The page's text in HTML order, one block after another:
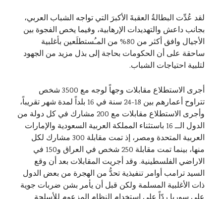
لقد عُدِّت البطالةُ العقبةَ الأكبرَ التي تواجه الشباب العربي،
بجانب داعش والتهديدات الإرهابية، وفيما يخص الفجوة بين
الأجيال وافق أكثر من 80% من المـُستطلَعين بأغلبية
ساحقة على أن الحكومات بحاجة إلى بذل مزيد من الجهود
لتلبية احتياجات الشباب.
أجرى الاستطلاع مقابلات وجهاً لوجه مع 3500 شخص
تتراوح أعمارهم بين 18-24 سنة في 16 بلداً لمدة شهر تقريباً،
وأجرى الاستطلاع مقابلات مع 200 مشارك في كل دولة من
الدول الــ 16 باستثناء المملكة العربية السعودية والإمارات
العربية المتحدة ومصر، إذ تمت مقابلة 300 مشارك لكل
منها، بينما تمت مقابلة 250 شخص في العراق و150 في
الاراضي الفلسطينية. وقد أجريت المقابلات بعد أن وقع
السيد ترامب أوامر تنفيذية تحدُّ من الهجرة من بعض الدول
ذات الأغلبية المسلمة ولكن قبل أن يأمر بشن ضربات جوية